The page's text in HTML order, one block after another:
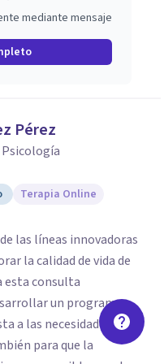
mediante mensaje
Pérez
Psicología
Terapia Online
las líneas innovadoras
la calidad de vida de
esta consulta
un programa
a las necesidades
para que la